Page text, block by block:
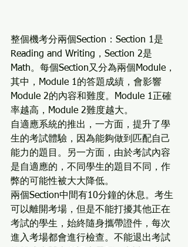
整個機考分兩個Section：Section 1是
Reading and Writing，Section 2是
Math。每個Section又分為兩個Module，
其中，Module 1的答題成績，會影響
Module 2的內容和難度。Module 1正確
率越高，Module 2難度越大。
自適應系統的推出，一方面，提升了學
生的考試體驗，因為能夠做到匹配自己
能力的題目。另一方面，由於考試內容
是自適應的，不同學生的題目不同，作
弊的可能性被大大降低。
兩個Section中間有10分鐘的休息。考生
可以離開考場，但是不能打擾其他正在
考試的學生，始終隨身攜帶證件，每次
進入考場都會進行檢查。不能退出考試